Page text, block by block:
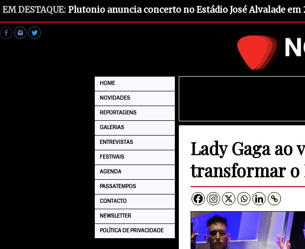
EM DESTAQUE: Plutonio anuncia concerto no Estádio José Alvalade em
HOME
NOVIDADES
REPORTAGENS
GALERIAS
ENTREVISTAS
FESTIVAIS
AGENDA
PASSATEMPOS
CONTACTO
NEWSLETTER
POLÍTICA DE PRIVACIDADE
Lady Gaga ao
transformar o